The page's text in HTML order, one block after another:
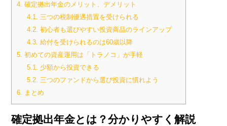
4. 確定拠出年金のメリット、デメリット
4.1. 三つの税制優遇措置を受けられる
4.2. 初心者も選びやすい投資商品のラインアップ
4.3. 給付を受けられるのは60歳以降
5. 初めての資産運用は「トラノコ」が手軽
5.1. 少額から投資できる
5.2. 三つのファンドから選び投資に慣れよう
6. まとめ
確定拠出年金とは？分かりやすく解説